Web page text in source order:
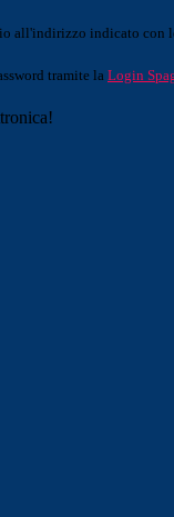
all'indirizzo indicato con
tramite la Login